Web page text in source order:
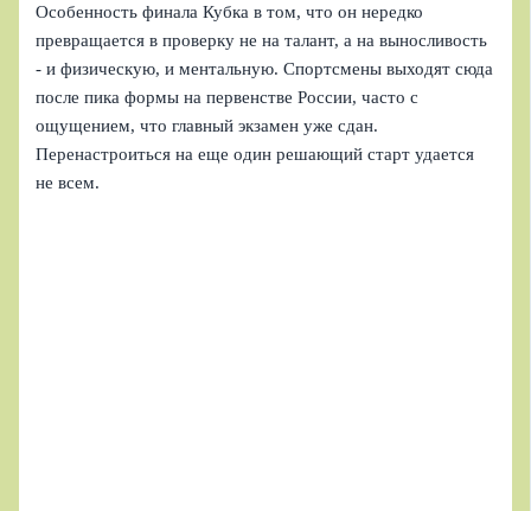
Особенность финала Кубка в том, что он нередко
превращается в проверку не на талант, а на выносливость
- и физическую, и ментальную. Спортсмены выходят сюда
после пика формы на первенстве России, часто с
ощущением, что главный экзамен уже сдан.
Перенастроиться на еще один решающий старт удается
не всем.